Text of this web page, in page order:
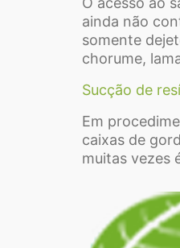
ainda não
somente
chorume,
Sucção de
Em
caixas de
muitas vezes